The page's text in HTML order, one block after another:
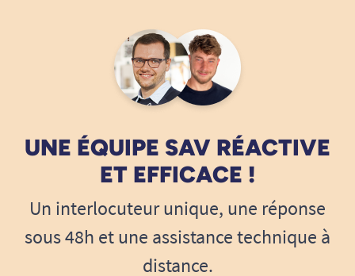
UNE ÉQUIPE SAV RÉACTIVE
ET EFFICACE !
Un interlocuteur unique, une réponse
sous 48h et une assistance technique à
distance.